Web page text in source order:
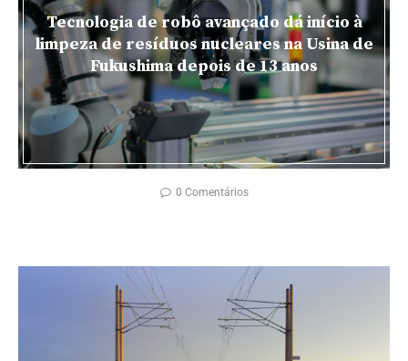
Tecnologia de robô avançado dá início à
limpeza de resíduos nucleares na Usina de
Fukushima depois de 13 anos
0 Comentários